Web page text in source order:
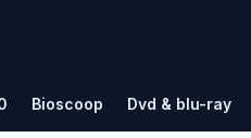
Bioscoop Dvd & blu-ray